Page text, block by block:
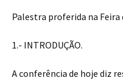
Palestra proferida na Feira
1.- INTRODUÇÃO.
A conferência de hoje diz